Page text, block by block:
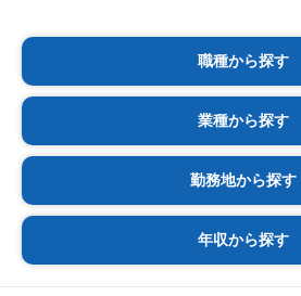
職種から探す
業種から探す
勤務地から探す
年収から探す